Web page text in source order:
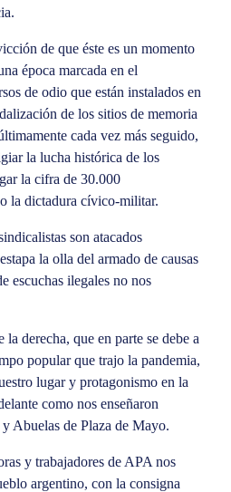
de que éste es un momento
época marcada en el
de odio que están instalados en
de los sitios de memoria
cada vez más seguido,
la lucha histórica de los
la cifra de 30.000
la dictadura cívico-militar.
son atacados
la olla del armado de causas
escuchas ilegales no nos
derecha, que en parte se debe a
popular que trajo la pandemia,
lugar y protagonismo en la
como nos enseñaron
Abuelas de Plaza de Mayo.
y trabajadores de APA nos
argentino, con la consigna